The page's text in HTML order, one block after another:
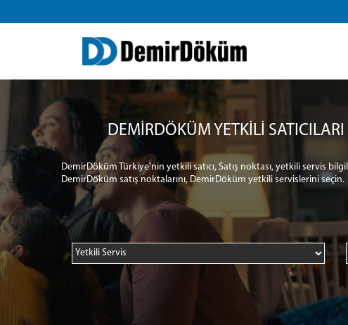
DEMİRDÖKÜM YETKİLİ
DemirDöküm Türkiye'nin yetkili satıcı, Satış noktası, yetkili servis
DemirDöküm satış noktalarını, DemirDöküm yetkili servislerini seçin.